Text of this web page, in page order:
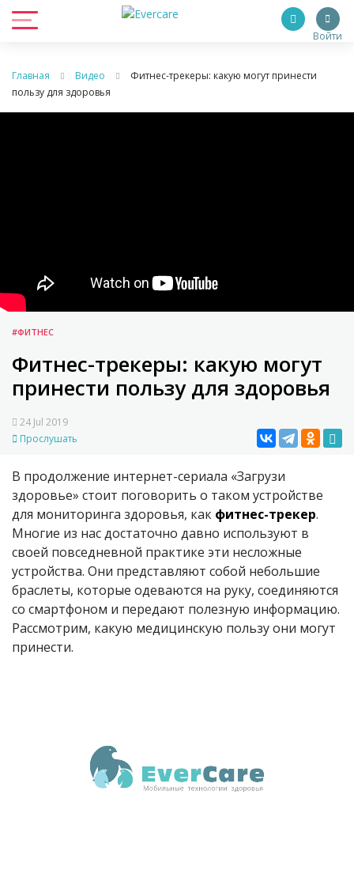
Войти
Главная Видео
Фитнес-трекеры: какую могут принести
пользу для здоровья
#ФИТНЕС
Фитнес-трекеры: какую могут
принести пользу для здоровья
24 Jul 2019
Прослушать
В продолжение интернет-сериала «Загрузи
здоровье» стоит поговорить о таком устройстве
для мониторинга здоровья, как фитнес-трекер.
Многие из нас достаточно давно используют в
своей повседневной практике эти несложные
устройства. Они представляют собой небольшие
браслеты, которые одеваются на руку, соединяются
со смартфоном и передают полезную информацию.
Рассмотрим, какую медицинскую пользу они могут
принести.